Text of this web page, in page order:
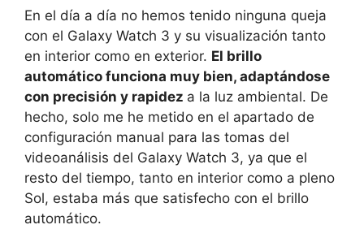
En el día a día no hemos tenido ninguna queja
con el Galaxy Watch 3 y su visualización tanto
en interior como en exterior. El brillo
automático funciona muy bien, adaptándose
con precisión y rapidez a la luz ambiental. De
hecho, solo me he metido en el apartado de
configuración manual para las tomas del
videoanálisis del Galaxy Watch 3, ya que el
resto del tiempo, tanto en interior como a pleno
Sol, estaba más que satisfecho con el brillo
automático.